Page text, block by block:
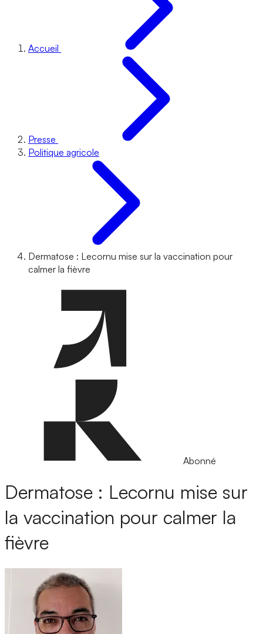
Accueil
Presse
Politique agricole
Dermatose : Lecornu mise sur la vaccination pour
calmer la fièvre
Abonné
Dermatose : Lecornu mise sur
la vaccination pour calmer la
fièvre